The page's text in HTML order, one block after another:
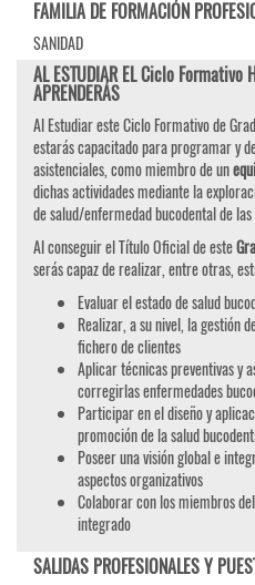
FAMILIA DE FORMACIÓN
SANIDAD
AL ESTUDIAR EL Ciclo
APRENDERÁS
Al Estudiar este Ciclo Formativo de
estarás capacitado para programar y
asistenciales, como miembro de un
dichas actividades mediante la
de salud/enfermedad bucodental de
Al conseguir el Título Oficial de este
serás capaz de realizar, entre otras,
Evaluar el estado de salud
Realizar, a su nivel, la gestión
fichero de clientes
Aplicar técnicas preventivas y
corregirlas enfermedades
Participar en el diseño y
promoción de la salud
Poseer una visión global e
aspectos organizativos
Colaborar con los miembros
integrado
SALIDAS PROFESIONALES Y